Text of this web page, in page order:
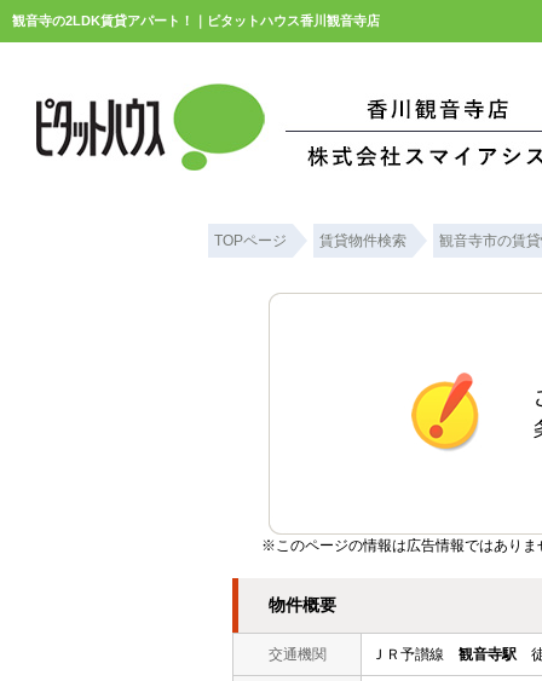
観音寺の2LDK賃貸アパート！｜ピタットハウス香川観音寺店
TOPページ 賃貸物件検索 観音寺市の賃
※このページの情報は広告情報ではあり
物件概要
交通機関 ＪＲ予讃線 観音寺駅